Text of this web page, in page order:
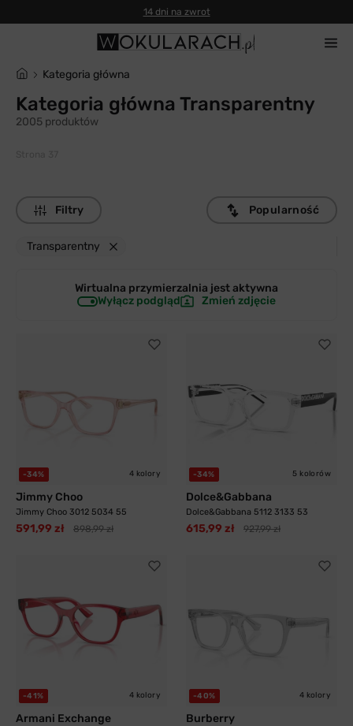
14 dni na zwrot
Kategoria główna
Kategoria główna Transparentny
2005 produktów
Filtry
Transparentny
Popularność
Wirtualna przymierzalnia jestaktywna
Wyłącz podgląd
Zmień zdjęcie
-34% 4 kolory
Jimmy Choo
Jimmy Choo 3012 5034 55
591,99 zł 898,99 zł
-34% 5 kolorów
Dolce&Gabbana
Dolce&Gabbana 5112 3133 53
615,99 zł 927,99 zł
-41% 4 kolory
Armani Exchange
-40% 4 kolory
Burberry